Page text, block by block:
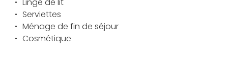
Serviettes
Ménage de fin de séjour
Cosmétique